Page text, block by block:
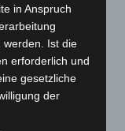
über
166
in Anspruch
werden. Ist die
erforderlich und
gesetzliche
der